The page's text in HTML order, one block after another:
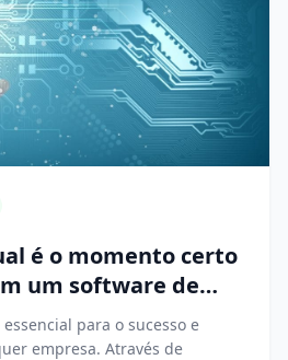
é o momento certo
um software de
para o sucesso e
empresa. Através de